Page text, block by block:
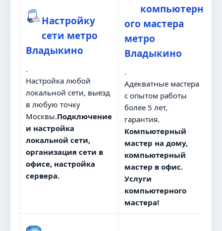
Настройку
сети метро
Владыкино
.
Настройка любой
локальной сети, выезд
в любую точку
Москвы.Подключение
и настройка
локальной сети,
организация сети в
офисе, настройка
сервера.
компьютерн
ого мастера
метро
Владыкино
.
Адекватные мастера
с опытом работы
более 5 лет,
гарантия.
Компьютерный
мастер на дому,
компьютерный
мастер в офис.
Услуги
компьютерного
мастера!